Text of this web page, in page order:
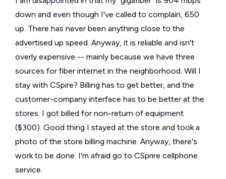
down and even though I've called to complain, 650
up. There has never been anything close to the
advertised up speed. Anyway, it is reliable and isn't
overly expensive -- mainly because we have three
sources for fiber internet in the neighborhood. Will I
stay with CSpire? Billing has to get better, and the
customer-company interface has to be better at the
stores. I got billed for non-return of equipment
($300). Good thing I stayed at the store and took a
photo of the store billing machine. Anyway, there's
work to be done. I'm afraid go to CSprire cellphone
service.